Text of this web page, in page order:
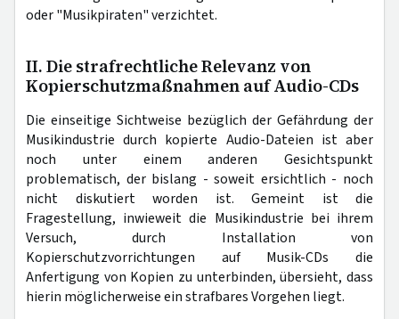
oder "Musikpiraten" verzichtet.
II. Die strafrechtliche Relevanz von
Kopierschutzmaßnahmen auf Audio-CDs
Die einseitige Sichtweise bezüglich der Gefährdung der
Musikindustrie durch kopierte Audio-Dateien ist aber
noch unter einem anderen Gesichtspunkt
problematisch, der bislang - soweit ersichtlich - noch
nicht diskutiert worden ist. Gemeint ist die
Fragestellung, inwieweit die Musikindustrie bei ihrem
Versuch, durch Installation von
Kopierschutzvorrichtungen auf Musik-CDs die
Anfertigung von Kopien zu unterbinden, übersieht, dass
hierin möglicherweise ein strafbares Vorgehen liegt.